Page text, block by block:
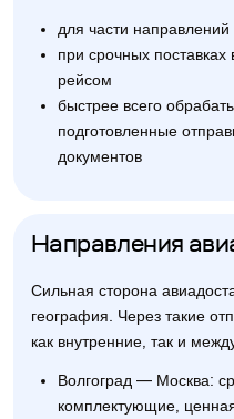
для части
при срочных
рейсом
быстрее всего
подготовленные
документов
Направления
Сильная сторона
география. Через такие
как внутренние, так и
Волгоград — Москва:
комплектующие,